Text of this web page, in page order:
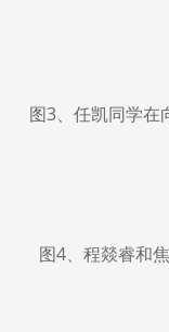
图3、任凯同学在
图4、程燚睿和